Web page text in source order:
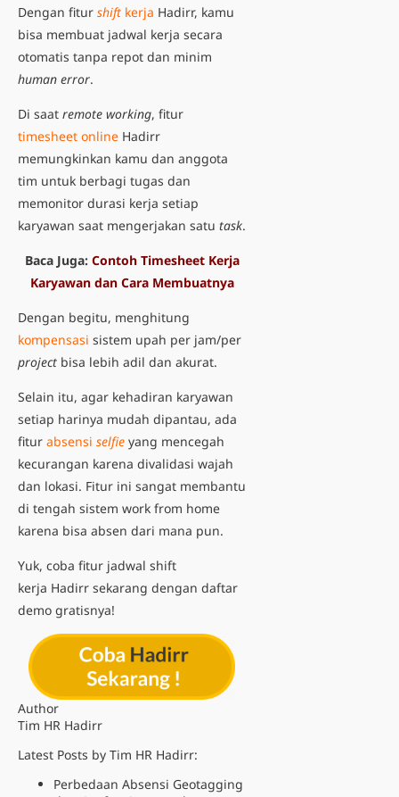
Dengan fitur shift kerja Hadirr, kamu
bisa membuat jadwal kerja secara
otomatis tanpa repot dan minim
human error.
Di saat remote working, fitur
timesheet online Hadirr
memungkinkan kamu dan anggota
tim untuk berbagi tugas dan
memonitor durasi kerja setiap
karyawan saat mengerjakan satu task.
Baca Juga: Contoh Timesheet Kerja
Karyawan dan Cara Membuatnya
Dengan begitu, menghitung
kompensasi sistem upah per jam/per
project bisa lebih adil dan akurat.
Selain itu, agar kehadiran karyawan
setiap harinya mudah dipantau, ada
fitur absensi selfie yang mencegah
kecurangan karena divalidasi wajah
dan lokasi. Fitur ini sangat membantu
di tengah sistem work from home
karena bisa absen dari mana pun.
Yuk, coba fitur jadwal shift
kerja Hadirr sekarang dengan daftar
demo gratisnya!
Author
Tim HR Hadirr
Latest Posts by Tim HR Hadirr:
Perbedaan Absensi Geotagging